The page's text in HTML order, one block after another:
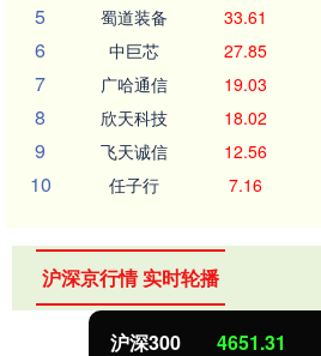
5 蜀道装备 33.61
6 中巨芯 27.85
7 广哈通信 19.03
8 欣天科技 18.02
9 飞天诚信 12.56
10 任子行 7.16
沪深京行情 实时轮播
北证50 1122.88